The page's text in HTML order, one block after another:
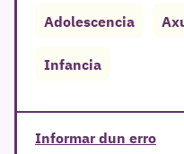
Adolescencia
Infancia
Informar dun erro